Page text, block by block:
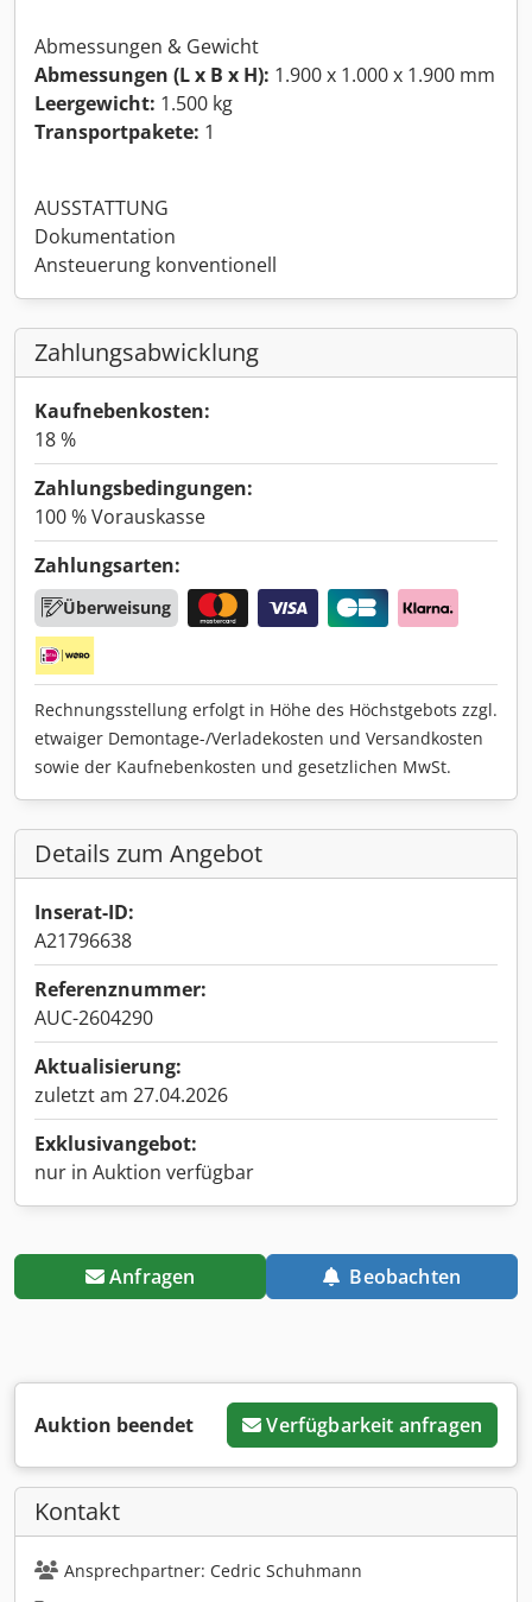
Abmessungen & Gewicht
Abmessungen (L x B x H): 1.900 x 1.000 x 1.900 mm
Leergewicht: 1.500 kg
Transportpakete: 1
AUSSTATTUNG
Dokumentation
Ansteuerung konventionell
Zahlungsabwicklung
Kaufnebenkosten:
18 %
Zahlungsbedingungen:
100 % Vorauskasse
Zahlungsarten:
Überweisung
Rechnungsstellung erfolgt in Höhe des Höchstgebots zzgl.
etwaiger Demontage-/Verladekosten und Versandkosten
sowie der Kaufnebenkosten und gesetzlichen MwSt.
Details zum Angebot
Inserat-ID:
A21796638
Referenznummer:
AUC-2604290
Aktualisierung:
zuletzt am 27.04.2026
Exklusivangebot:
nur in Auktion verfügbar
Anfragen Beobachten
Auktion beendet Verfügbarkeit anfragen
Kontakt
Ansprechpartner: Cedric Schuhmann